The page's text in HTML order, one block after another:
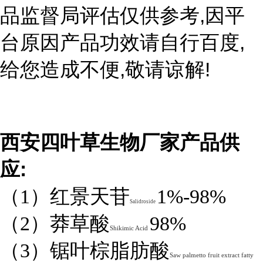
品监督局评估仅供参考,因平
台原因产品功效请自行百度,
给您造成不便,敬请谅解!
西安四叶草生物厂家产品供
应:
（1）红景天苷Salidroside 1%-98%
（2）莽草酸Shikimic Acid 98%
（3）锯叶棕脂肪酸Saw palmetto fruit extract fatty